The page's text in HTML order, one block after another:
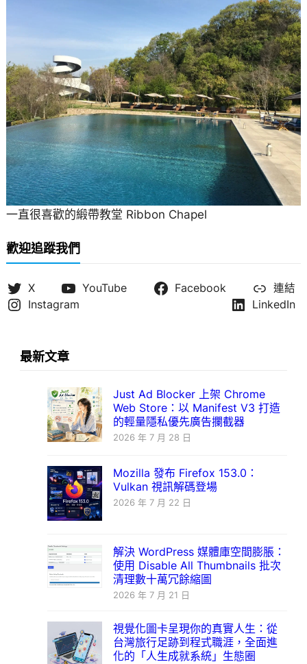
一直很喜歡的緞帶教堂 Ribbon Chapel
歡迎追蹤我們
X YouTube Facebook
連結
Instagram
LinkedIn
最新文章
Just Ad Blocker 上架 Chrome
Web Store：以 Manifest V3 打造
的輕量隱私優先廣告攔截器
2026 年 7 月 28 日
Mozilla 發布 Firefox 153.0：
Vulkan 視訊解碼登場
2026 年 7 月 22 日
解決 WordPress 媒體庫空間膨脹：
使用 Disable All Thumbnails 批次
清理數十萬冗餘縮圖
2026 年 7 月 21 日
視覺化圖卡呈現你的真實人生：從
台灣旅行足跡到程式職涯，全面進
化的「人生成就系統」生態圈